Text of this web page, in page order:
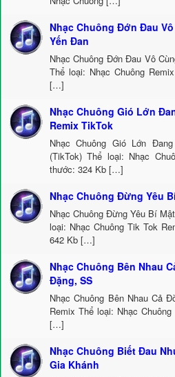
Nhạc Chuông Đớn Đau
Yến Đan
Nhạc Chuông Đớn Đau Vô
Thể loại: Nhạc Chuông
[…]
Nhạc Chuông Gió Lớn
Remix TikTok
Nhạc Chuông Gió Lớn
(TikTok) Thể loại: Nhạc
thước: 324 Kb […]
Nhạc Chuông Đừng Yêu
Nhạc Chuông Đừng Yêu Bí
loại: Nhạc Chuông Tik Tok
642 Kb […]
Nhạc Chuông Bên Nhau
Đặng, SS
Nhạc Chuông Bên Nhau Cả
Remix Thể loại: Nhạc
[…]
Nhạc Chuông Biết Đau
Gia Khánh